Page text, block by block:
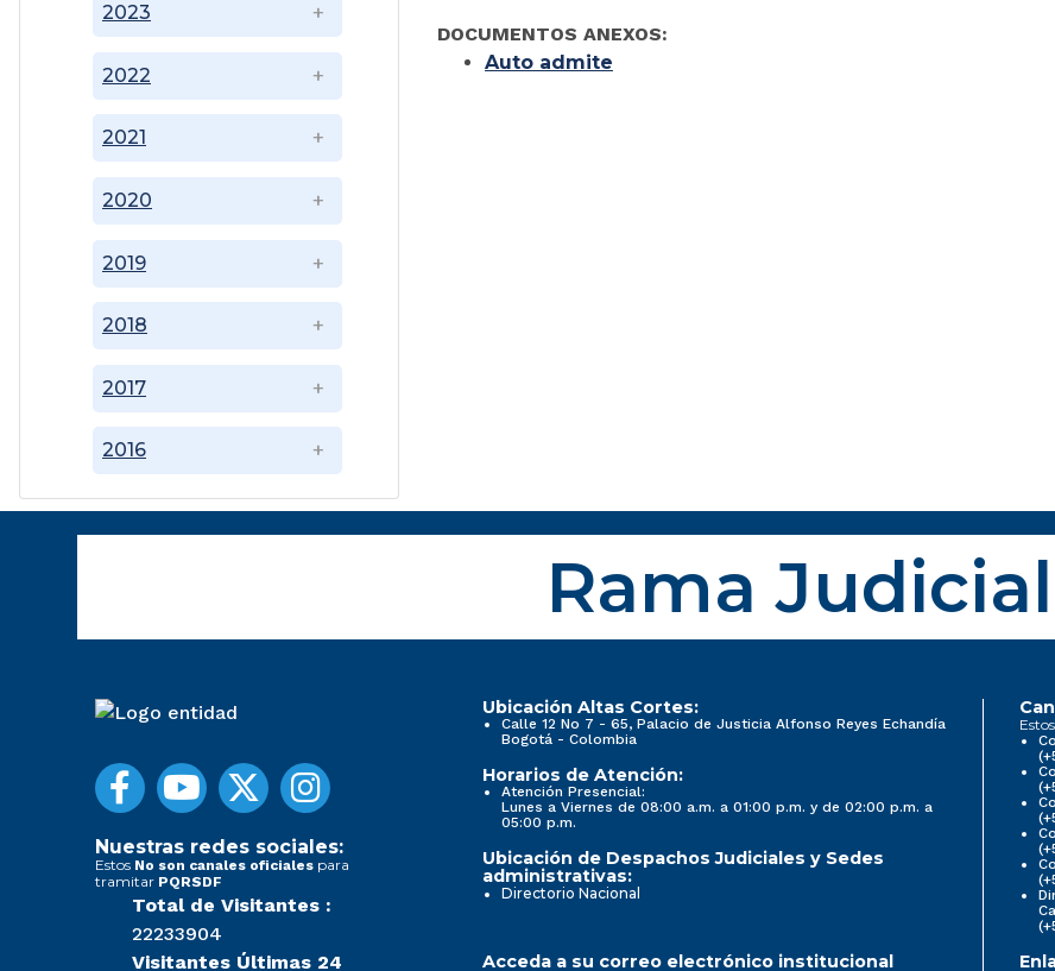
2016
2017
2018
2019
2020
2021
2022
2023
DOCUMENTOS ANEXOS:
Auto admite
Rama Judicial
Nuestras redes sociales:
Estos No son canales oficiales para
tramitar PQRSDF
Total de Visitantes :
22233904
Visitantes Últimas 24
Ubicación Altas Cortes:
Calle 12 No 7 - 65, Palacio de Justicia Alfonso Reyes Echandía
Bogotá - Colombia
Horarios de Atención:
Atención Presencial:
Lunes a Viernes de 08:00 a.m. a 01:00 p.m. y de 02:00 p.m. a
05:00 p.m.
Ubicación de Despachos Judiciales y Sedes
administrativas:
Directorio Nacional
Estos
Acceda a su correo electrónico institucional